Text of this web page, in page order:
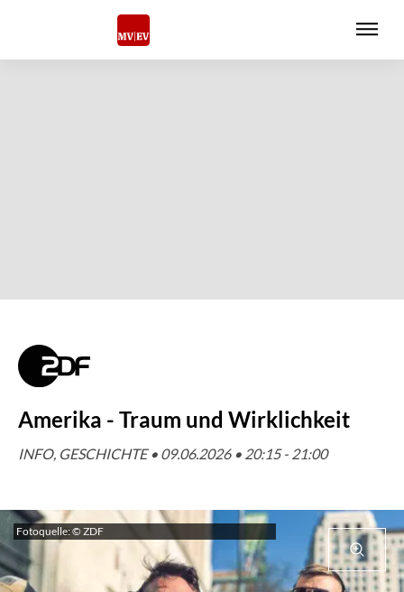
Amerika - Traum und Wirklichkeit
INFO, GESCHICHTE • 09.06.2026 • 20:15 - 21:00
Fotoquelle: © ZDF